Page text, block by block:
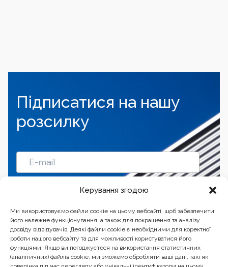
Керування згодою
Ми використовуємо файли cookie на цьому вебсайті, щоб забезпечити
його належне функціонування, а також для покращення та аналізу
досвіду відвідувачів. Деякі файли cookie є необхідними для коректної
роботи нашого вебсайту та для можливості користуватися його
функціями. Якщо ви погоджуєтеся на використання статистичних
(аналітичних) файлів cookie, ми зможемо обробляти ваші дані, такі як
Підписатися на нашу
розсилку
Підписатись